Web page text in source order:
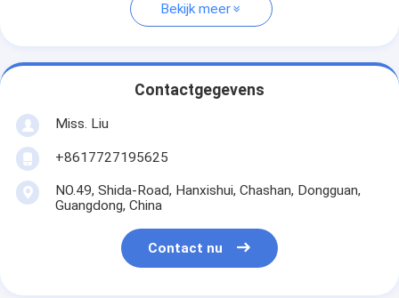
Bekijk meer
Contactgegevens
Miss. Liu
+8617727195625
NO.49, Shida-Road, Hanxishui, Chashan, Dongguan,
Guangdong, China
Contact nu